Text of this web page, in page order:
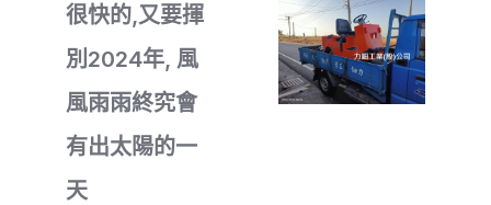
很快的,又要揮
別2024年, 風
風雨雨終究會
有出太陽的一
天